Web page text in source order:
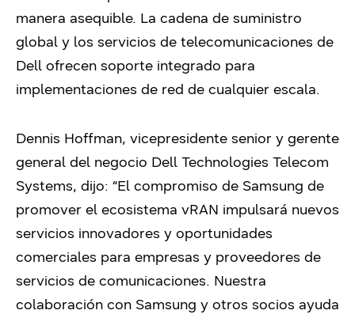
manera asequible. La cadena de suministro
global y los servicios de telecomunicaciones de
Dell ofrecen soporte integrado para
implementaciones de red de cualquier escala.
Dennis Hoffman, vicepresidente senior y gerente
general del negocio Dell Technologies Telecom
Systems, dijo: “El compromiso de Samsung de
promover el ecosistema vRAN impulsará nuevos
servicios innovadores y oportunidades
comerciales para empresas y proveedores de
servicios de comunicaciones. Nuestra
colaboración con Samsung y otros socios ayuda